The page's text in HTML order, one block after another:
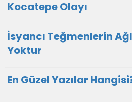
Kocatepe Olayı
İsyancı Teğmenlerin
Yoktur
En Güzel Yazılar